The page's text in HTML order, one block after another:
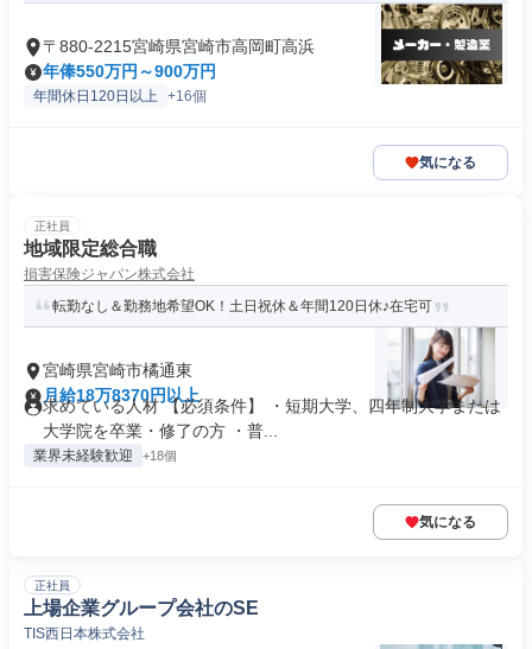
〒880-2215宮崎県宮崎市高岡町高浜
年俸550万円～900万円
年間休日120日以上 +16個
気になる
正社員
地域限定総合職
損害保険ジャパン株式会社
転勤なし＆勤務地希望OK！土日祝休＆年間120日休♪在宅可
宮崎県宮崎市橘通東
月給18万8370円以上
求めている人材 【必須条件】 ・短期大学、四年制大学または
大学院を卒業・修了の方 ・普...
業界未経験歓迎 +18個
気になる
正社員
上場企業グループ会社のSE
TIS西日本株式会社